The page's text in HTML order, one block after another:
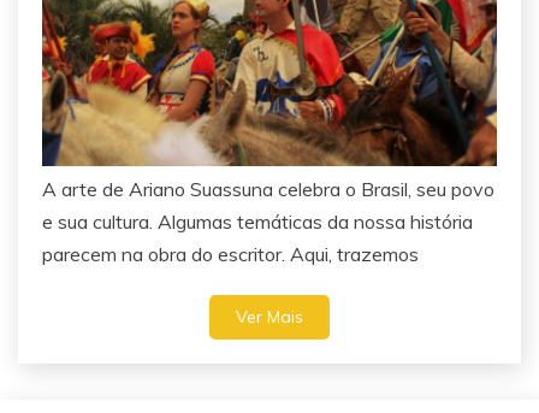
A arte de Ariano Suassuna celebra o Brasil, seu povo
e sua cultura. Algumas temáticas da nossa história
parecem na obra do escritor. Aqui, trazemos
Ver Mais